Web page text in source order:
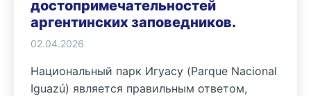
достопримечательностей
аргентинских заповедников.
02.04.2026
Национальный парк Игуасу (Parque Nacional
Iguazú) является правильным ответом,